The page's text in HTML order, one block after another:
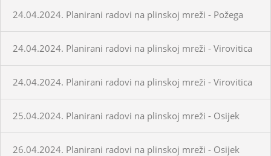
24.04.2024. Planirani radovi na plinskoj mreži - Požega
24.04.2024. Planirani radovi na plinskoj mreži - Virovitica
24.04.2024. Planirani radovi na plinskoj mreži - Virovitica
25.04.2024. Planirani radovi na plinskoj mreži - Osijek
26.04.2024. Planirani radovi na plinskoj mreži - Osijek